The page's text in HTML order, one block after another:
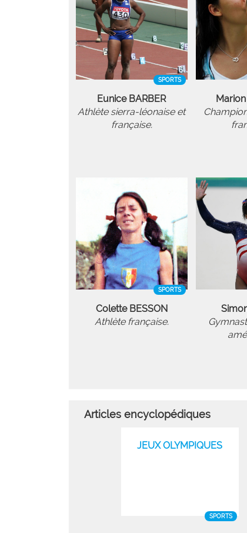
SPORTS
Eunice BARBER
Athlète sierra-léonaise et
française.
Marion
SPORTS
Colette BESSON
Athlète française.
Articles encyclopédiques
JEUX OLYMPIQUES
SPORTS